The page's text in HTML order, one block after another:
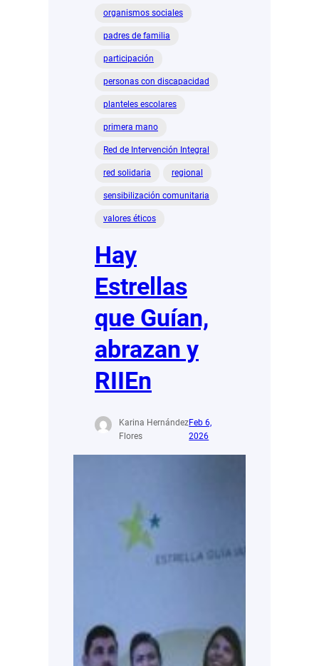
organismos sociales
padres de familia
participación
personas con discapacidad
planteles escolares
primera mano
Red de Intervención Integral
red solidaria regional
sensibilización comunitaria
valores éticos
Hay
Estrellas
que Guían,
abrazan y
RIIEn
Karina Hernández
Flores
Feb 6,
2026